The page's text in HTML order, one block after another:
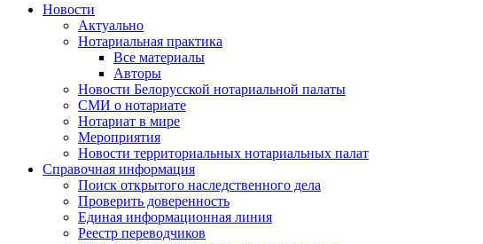
Новости
Актуально
Нотариальная практика
Все материалы
Авторы
Новости Белорусской нотариальной палаты
СМИ о нотариате
Нотариат в мире
Мероприятия
Новости территориальных нотариальных палат
Справочная информация
Поиск открытого наследственного дела
Проверить доверенность
Единая информационная линия
Реестр переводчиков